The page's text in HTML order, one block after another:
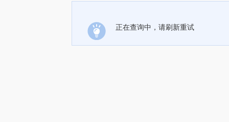
正在查询中，请刷新重试